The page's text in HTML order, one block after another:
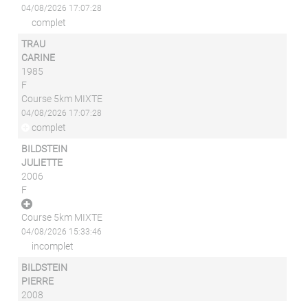
04/08/2026 17:07:28
complet
TRAU
CARINE
1985
F
Course 5km MIXTE
04/08/2026 17:07:28
complet
BILDSTEIN
JULIETTE
2006
F
Course 5km MIXTE
04/08/2026 15:33:46
incomplet
BILDSTEIN
PIERRE
2008